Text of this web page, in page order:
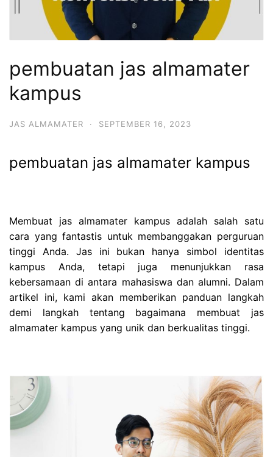
pembuatan jas almamater
kampus
JAS ALMAMATER · SEPTEMBER 16, 2023
pembuatan jas almamater kampus
Membuat jas almamater kampus adalah salah satu
cara yang fantastis untuk membanggakan perguruan
tinggi Anda. Jas ini bukan hanya simbol identitas
kampus Anda, tetapi juga menunjukkan rasa
kebersamaan di antara mahasiswa dan alumni. Dalam
artikel ini, kami akan memberikan panduan langkah
demi langkah tentang bagaimana membuat jas
almamater kampus yang unik dan berkualitas tinggi.